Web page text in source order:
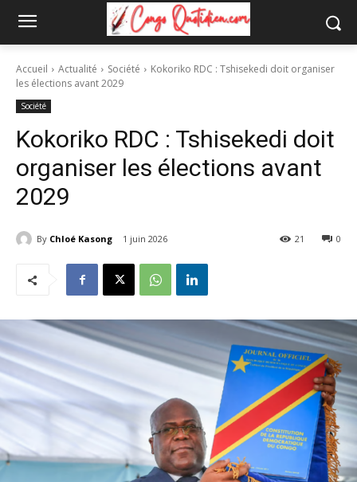
Accueil Actualité Société
Kokoriko RDC : Tshisekedi doit organiser
les élections avant 2029
Société
Kokoriko RDC : Tshisekedi doit
organiser les élections avant
2029
By Chloé Kasong 1 juin 2026 0
21